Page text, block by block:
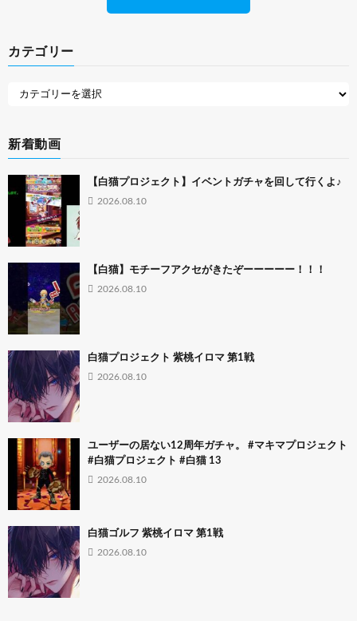
カテゴリー
新着動画
【白猫プロジェクト】イベントガチャを回して行くよ♪
2026.08.10
【白猫】モチーフアクセがきたぞーーーーー！！！
2026.08.10
白猫プロジェクト 紫桃イロマ 第1戦
2026.08.10
ユーザーの居ない12周年ガチャ。 #マキマプロジェクト
#白猫プロジェクト #白猫 13
2026.08.10
白猫ゴルフ 紫桃イロマ 第1戦
2026.08.10